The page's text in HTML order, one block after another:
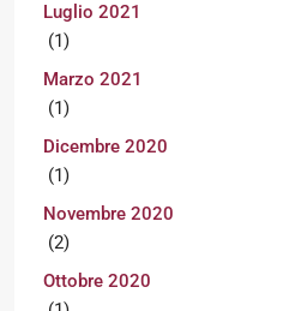
Luglio 2021
(1)
Marzo 2021
(1)
Dicembre 2020
(1)
Novembre 2020
(2)
Ottobre 2020